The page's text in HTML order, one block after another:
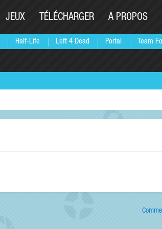
Half-Life Left 4 Dead Portal Team
JEUX TÉLÉCHARGER A PROPOS